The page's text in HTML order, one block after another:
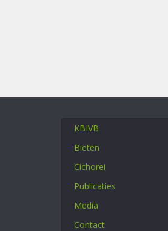
KBIVB
Bieten
Cichorei
Publicaties
Media
Contact